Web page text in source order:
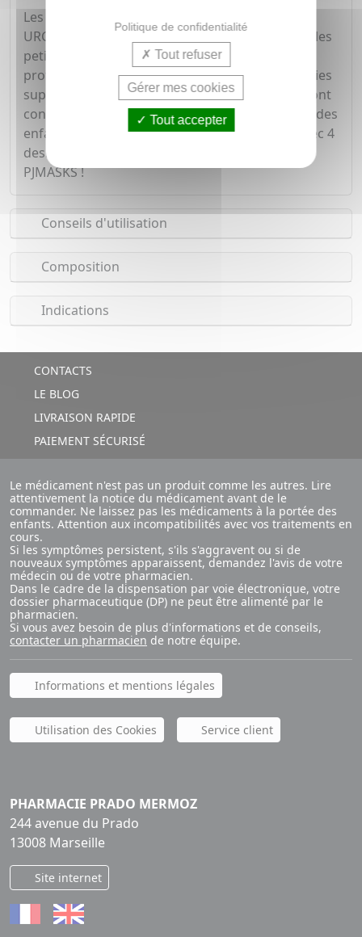
Les Pansements Les Micarulous de la marque
URGO sont des pansements destinés à soigner les
petits bobos des enfants. Ils sont parfaits pour
protéger en toutes circonstances les petites plaies
superficielles comme les petites coupures. Ils sont
confortables et très doux pour la peau sensible des
enfants. Ce produit propose 14 pansements avec 4
designs différents et très amusants des héros
PJMASKS !
Conseils d'utilisation
Composition
Indications
CONTACTS
LE BLOG
LIVRAISON RAPIDE
PAIEMENT SÉCURISÉ
Le médicament n'est pas un produit comme les autres. Lire
attentivement la notice du médicament avant de le
commander. Ne laissez pas les médicaments à la portée des
enfants. Attention aux incompatibilités avec vos traitements en
cours.
Si les symptômes persistent, s'ils s'aggravent ou si de
nouveaux symptômes apparaissent, demandez l'avis de votre
médecin ou de votre pharmacien.
Dans le cadre de la dispensation par voie électronique, votre
dossier pharmaceutique (DP) ne peut être alimenté par le
pharmacien.
Si vous avez besoin de plus d'informations et de conseils,
contacter un pharmacien de notre équipe.
Informations et mentions légales
Utilisation des Cookies Service client
PHARMACIE PRADO MERMOZ
244 avenue du Prado
13008 Marseille
Site internet
Politique de confidentialité
Tout refuser
Gérer mes cookies
Tout accepter